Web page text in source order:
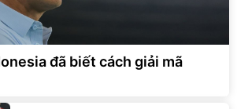
đã biết cách giải mã